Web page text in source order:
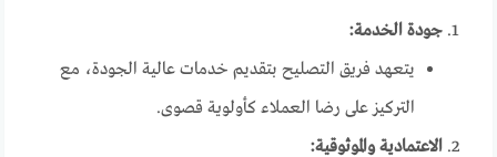
جودة الخدمة:
يتعهد فريق التصليح بتقديم خدمات عالية الجودة، مع
التركيز على رضا العملاء كأولوية قصوى.
الاعتمادية والموثوقية: